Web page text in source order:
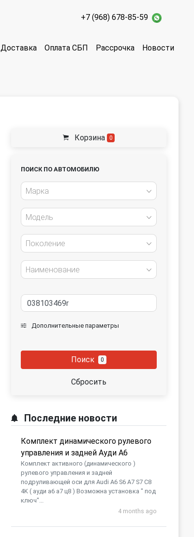
+7 (968) 678-85-59
Доставка Оплата СБП Рассрочка Новости
Корзина 0
ПОИСК ПО АВТОМОБИЛЮ
Марка
Модель
Поколение
Наименование
Дополнительные параметры
Поиск 0
Сбросить
Последние новости
Комплект динамического рулевого
управления и задней Ауди А6
Комплект активного (динамического )
рулевого управления и задней
подруливающей оси для Audi A6 S6 A7 S7 C8
4K ( ауди а6 а7 ц8 ) Возможна установка " под
ключ"...
4 months ago